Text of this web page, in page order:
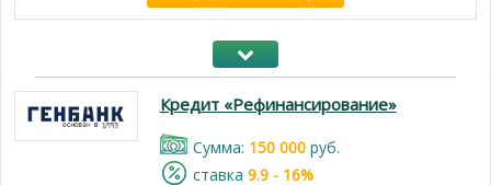
Кредит «Рефинансирование»
Cумма: 150 000руб.
cтавка 9.9 - 16%